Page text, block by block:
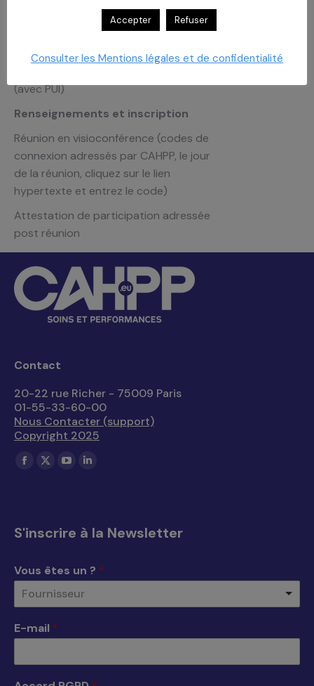
Jean-Paul DROUHIN, Pharmacien
(avec PUI)
Renseignements et inscription
Réunion en visioconférence (codes de
connexion adressés par CAHPP, le jour
de la réunion, cliquez sur le lien
hypertexte et entrez le code)
Attestation de participation adressée
post réunion
Contact
20-22 rue Richer - 75009 Paris
01-55-33-60-00
Nous Contacter (support)
Copyright 2025
Trouvez nous sur :
La
dans
nouvelle
fenêtre
La
dans
nouvelle
fenêtre
La
dans
nouvelle
fenêtre
La
dans
nouvelle
S'inscrire à la Newsletter
Vous êtes un ? *
Fournisseur
E-mail *
Accepter Refuser
Consulter les Mentions légales et de confidentialité